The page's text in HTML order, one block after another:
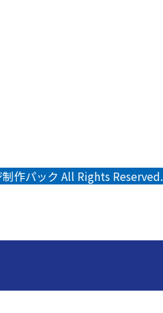
作パック All Rights Reserved.